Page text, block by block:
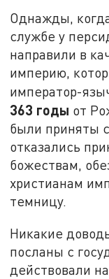
Однажды,
службе у
направили в
империю,
император-
363 годы от
были приняты
отказались
божествам,
христианам
темницу.
Никакие
посланы с
действовали